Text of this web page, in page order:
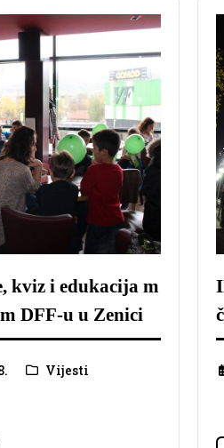
kviz i edukacija m
DFF-u u Zenici
Vijesti